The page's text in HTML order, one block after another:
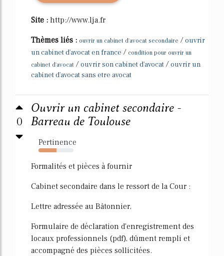
Site : http://www.lja.fr
Thèmes liés : ouvrir un cabinet d'avocat secondaire / ouvrir
un cabinet d'avocat en france / condition pour ouvrir un
cabinet d'avocat / ouvrir son cabinet d'avocat / ouvrir un
cabinet d'avocat sans etre avocat
0
Ouvrir un cabinet secondaire -
Barreau de Toulouse
Pertinence
51%
Formalités et pièces à fournir
Cabinet secondaire dans le ressort de la Cour :
Lettre adressée au Bâtonnier,
Formulaire de déclaration d'enregistrement des
locaux professionnels (pdf), dûment rempli et
accompagné des pièces sollicitées.